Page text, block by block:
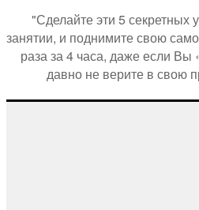
"Сделайте эти 5
занятии, и поднимите свою
раза за 4 часа, даже если Вы
давно не верите в свою